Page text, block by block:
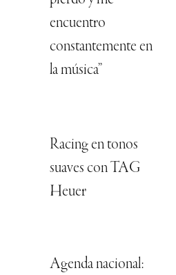
encuentro
constantemente en
la música”
Racing en tonos
suaves con TAG
Heuer
Agenda nacional: